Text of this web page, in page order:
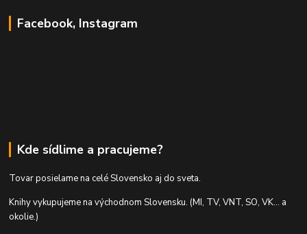
Facebook, Instagram
Kde sídlime a pracujeme?
Tovar posielame na celé Slovensko aj do sveta.
Knihy vykupujeme na východnom Slovensku. (MI, TV, VNT, SO, VK... a
okolie.)